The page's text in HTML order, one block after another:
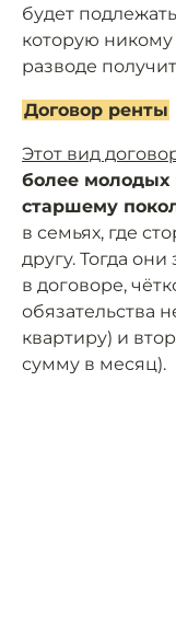
будет
которую
разводе
Договор ренты
Этот вид
более молодых
старшему
в семьях, где
другу. Тогда
в договоре,
обязательства
квартиру) и
сумму в месяц).